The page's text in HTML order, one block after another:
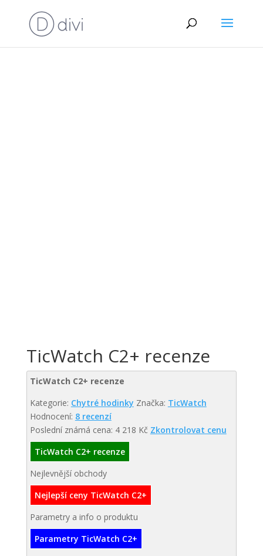
TicWatch C2+ recenze
TicWatch C2+ recenze
Kategorie: Chytré hodinky Značka: TicWatch
Hodnocení: 8 recenzí
Poslední známá cena: 4 218 Kč Zkontrolovat cenu
TicWatch C2+ recenze
Nejlevnější obchody
Nejlepší ceny TicWatch C2+
Parametry a info o produktu
Parametry TicWatch C2+